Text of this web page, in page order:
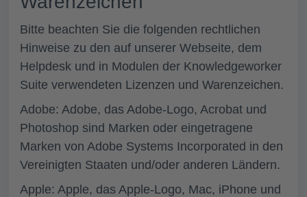
Bitte beachten Sie die folgenden rechtlichen
Hinweise zu den auf unserer Webseite, dem
Helpdesk und in Modulen der Knowledgeworker
Suite verwendeten Lizenzen und Warenzeichen.
Adobe: Adobe, das Adobe-Logo, Acrobat und
Photoshop sind Marken oder eingetragene
Marken von Adobe Systems Incorporated in den
Vereinigten Staaten und/oder anderen Ländern.
Apple: Apple, das Apple-Logo, Mac, iPhone und